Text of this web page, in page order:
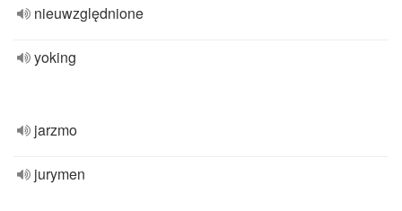
nieuwzględnione
yoking
jarzmo
jurymen